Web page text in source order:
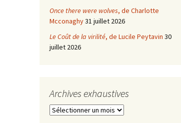
Once there were wolves, de Charlotte
Mcconaghy31 juillet 2026
Le Coût de la virilité, de Lucile Peytavin 30
juillet 2026
Archives exhaustives
Archives